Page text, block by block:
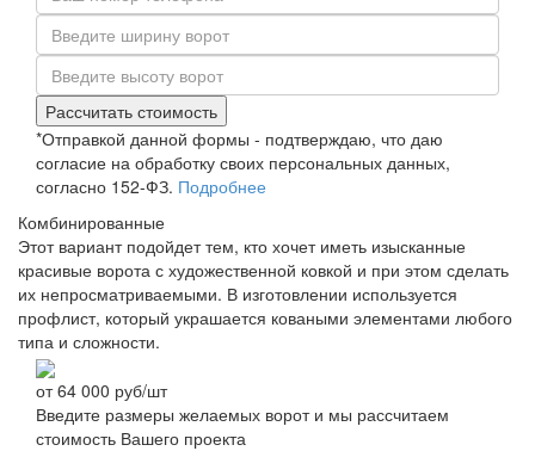
Рассчитать стоимость
*Отправкой данной формы - подтверждаю, что даю
согласие на обработку своих персональных данных,
согласно 152-ФЗ. Подробнее
Комбинированные
Этот вариант подойдет тем, кто хочет иметь изысканные
красивые ворота с художественной ковкой и при этом сделать
их непросматриваемыми. В изготовлении используется
профлист, который украшается коваными элементами любого
типа и сложности.
от64 000 руб/шт
Введите размеры желаемых ворот и мы рассчитаем
стоимость Вашего проекта